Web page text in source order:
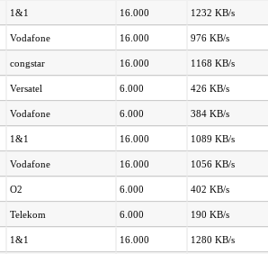
1&1 16.000 1232 KB/s
Vodafone 16.000 976 KB/s
congstar 16.000 1168 KB/s
Versatel 6.000 426 KB/s
Vodafone 6.000 384 KB/s
1&1 16.000 1089 KB/s
Vodafone 16.000 1056 KB/s
O2 6.000 402 KB/s
Telekom 6.000 190 KB/s
1&1 16.000 1280 KB/s